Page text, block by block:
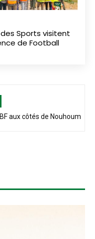
des Sports visitent
de Football
aux côtés de Nouhoum
visitent le chantier du